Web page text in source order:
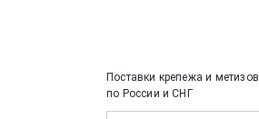
Поставки крепежа и метизов
по России и СНГ